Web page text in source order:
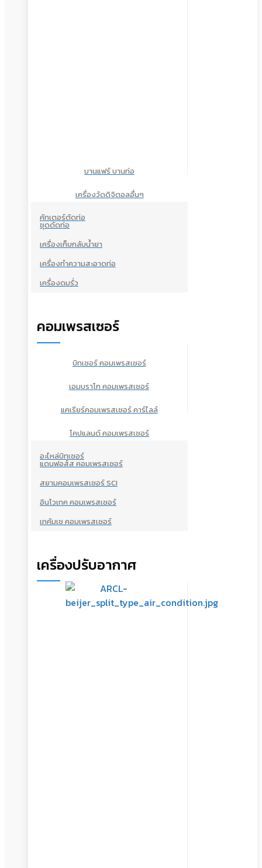
บานแฟร์ บานท่อ
เครื่องวัดดิจิตอลอื่นๆ
คัทเตอร์ตัดท่อ
ชุดดัดท่อ
เครื่องเก็บกลับน้ำยา
เครื่องทำความสะอาดท่อ
เครื่องดมรั่ว
คอมเพรสเซอร์
บิทเซอร์ คอมเพรสเซอร์
เอมบราโก คอมเพรสเซอร์
แคเรียร์คอมเพรสเซอร์ คาร์ไลล์
โคปแลนด์ คอมเพรสเซอร์
อะไหล่บิทเซอร์
แดนฟอส์ส คอมเพรสเซอร์
สยามคอมเพรสเซอร์ SCI
อินโวเทค คอมเพรสเซอร์
เทคัมเช คอมเพรสเซอร์
เครื่องปรับอากาศ